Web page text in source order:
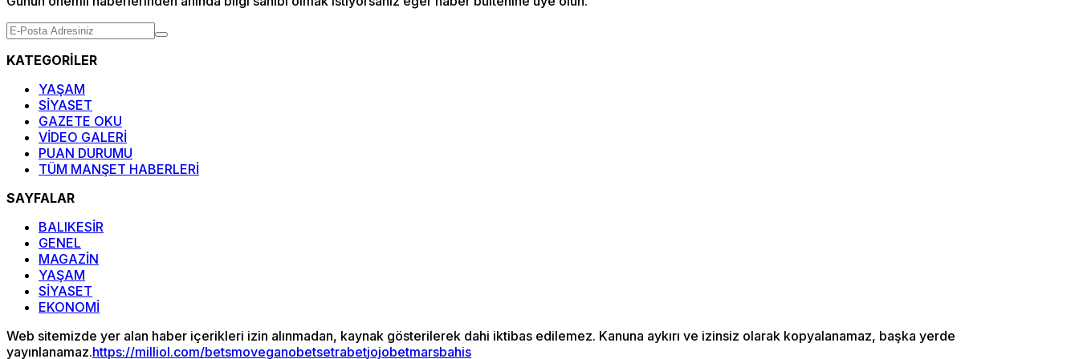
KATEGORİLER
YAŞAM
SİYASET
GAZETE OKU
VİDEO GALERİ
PUAN DURUMU
TÜM MANŞET HABERLERİ
SAYFALAR
BALIKESİR
GENEL
MAGAZİN
YAŞAM
SİYASET
EKONOMİ
Web sitemizde yer alan haber içerikleri izin alınmadan, kaynak gösterilerek dahi iktibas edilemez. Kanuna aykırı ve izinsiz olarak kopyalanamaz, başka yerde
yayınlanamaz.https://milliol.com/betsmoveganobetsetrabetjojobetmarsbahis